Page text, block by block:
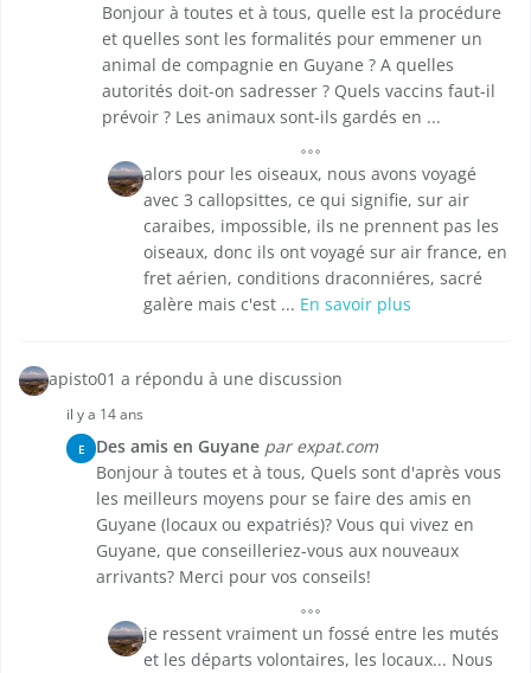
Bonjour à toutes et à tous, quelle est la procédure
et quelles sont les formalités pour emmener un
animal de compagnie en Guyane ? A quelles
autorités doit-on sadresser ? Quels vaccins faut-il
prévoir ? Les animaux sont-ils gardés en ...
alors pour les oiseaux, nous avons voyagé
avec 3 callopsittes, ce qui signifie, sur air
caraibes, impossible, ils ne prennent pas les
oiseaux, donc ils ont voyagé sur air france, en
fret aérien, conditions draconniéres, sacré
galère mais c'est ... En savoir plus
apisto01 a répondu à une discussion
il y a 14 ans
E Des amis en Guyane par expat.com
Bonjour à toutes et à tous, Quels sont d'après vous
les meilleurs moyens pour se faire des amis en
Guyane (locaux ou expatriés)? Vous qui vivez en
Guyane, que conseilleriez-vous aux nouveaux
arrivants? Merci pour vos conseils!
je ressent vraiment un fossé entre les mutés
et les départs volontaires, les locaux... Nous